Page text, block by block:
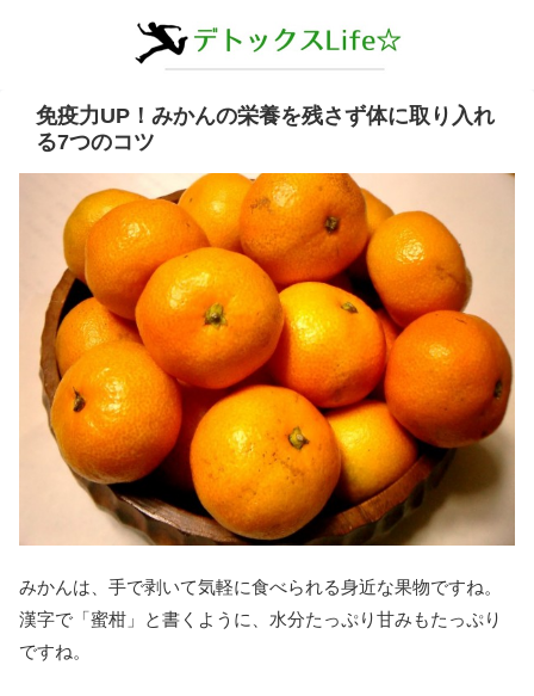
免疫力UP！みかんの栄養を残さず体に取り入れ
る7つのコツ
みかんは、手で剥いて気軽に食べられる身近な果物ですね。
漢字で「蜜柑」と書くように、水分たっぷり甘みもたっぷり
ですね。